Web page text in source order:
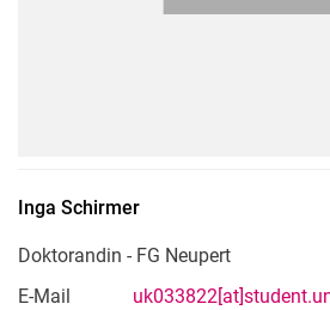
Inga Schirmer
Doktorandin - FG Neupert
E-Mail